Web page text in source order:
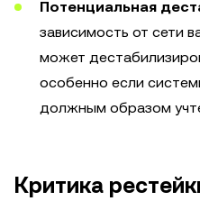
Потенциальная
зависимость от сети
может
особенно если
должным образом
Критика